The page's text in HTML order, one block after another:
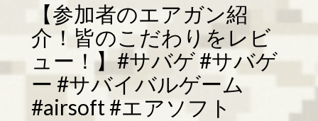
【参加者のエアガン紹
介！皆のこだわりをレビ
ュー！】#サバゲ #サバゲ
ー #サバイバルゲーム
#airsoft #エアソフト